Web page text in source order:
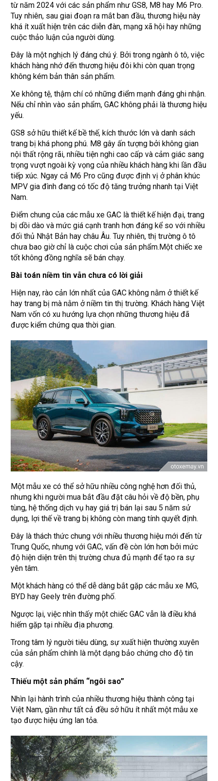
từ năm 2024 với các sản phẩm như GS8, M8 hay M6 Pro.
Tuy nhiên, sau giai đoạn ra mắt ban đầu, thương hiệu này
khá ít xuất hiện trên các diễn đàn, mạng xã hội hay những
cuộc thảo luận của người dùng.
Đây là một nghịch lý đáng chú ý. Bởi trong ngành ô tô, việc
khách hàng nhớ đến thương hiệu đôi khi còn quan trọng
không kém bản thân sản phẩm.
Xe không tệ, thậm chí có những điểm mạnh đáng ghi nhận.
Nếu chỉ nhìn vào sản phẩm, GAC không phải là thương hiệu
yếu.
GS8 sở hữu thiết kế bề thế, kích thước lớn và danh sách
trang bị khá phong phú. M8 gây ấn tượng bởi không gian
nội thất rộng rãi, nhiều tiện nghi cao cấp và cảm giác sang
trọng vượt ngoài kỳ vọng của nhiều khách hàng khi lần đầu
tiếp xúc. Ngay cả M6 Pro cũng được định vị ở phân khúc
MPV gia đình đang có tốc độ tăng trưởng nhanh tại Việt
Nam.
Điểm chung của các mẫu xe GAC là thiết kế hiện đại, trang
bị dồi dào và mức giá cạnh tranh hơn đáng kể so với nhiều
đối thủ Nhật Bản hay châu Âu. Tuy nhiên, thị trường ô tô
chưa bao giờ chỉ là cuộc chơi của sản phẩm.Một chiếc xe
tốt không đồng nghĩa sẽ bán chạy.
Bài toán niềm tin vẫn chưa có lời giải
Hiện nay, rào cản lớn nhất của GAC không nằm ở thiết kế
hay trang bị mà nằm ở niềm tin thị trường. Khách hàng Việt
Nam vốn có xu hướng lựa chọn những thương hiệu đã
được kiểm chứng qua thời gian.
Một mẫu xe có thể sở hữu nhiều công nghệ hơn đối thủ,
nhưng khi người mua bắt đầu đặt câu hỏi về độ bền, phụ
tùng, hệ thống dịch vụ hay giá trị bán lại sau 5 năm sử
dụng, lợi thế về trang bị không còn mang tính quyết định.
Đây là thách thức chung với nhiều thương hiệu mới đến từ
Trung Quốc, nhưng với GAC, vấn đề còn lớn hơn bởi mức
độ hiện diện trên thị trường chưa đủ mạnh để tạo ra sự
yên tâm.
Một khách hàng có thể dễ dàng bắt gặp các mẫu xe MG,
BYD hay Geely trên đường phố.
Ngược lại, việc nhìn thấy một chiếc GAC vẫn là điều khá
hiếm gặp tại nhiều địa phương.
Trong tâm lý người tiêu dùng, sự xuất hiện thường xuyên
của sản phẩm chính là một dạng bảo chứng cho độ tin
cậy.
Thiếu một sản phẩm “ngôi sao”
Nhìn lại hành trình của nhiều thương hiệu thành công tại
Việt Nam, gần như tất cả đều sở hữu ít nhất một mẫu xe
tạo được hiệu ứng lan tỏa.